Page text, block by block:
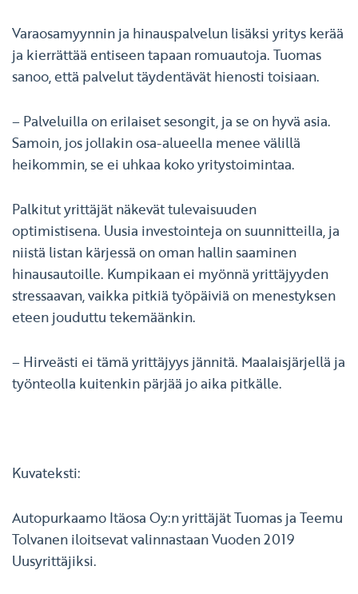
Varaosamyynnin ja hinauspalvelun lisäksi yritys kerää
ja kierrättää entiseen tapaan romuautoja. Tuomas
sanoo, että palvelut täydentävät hienosti toisiaan.
– Palveluilla on erilaiset sesongit, ja se on hyvä asia.
Samoin, jos jollakin osa-alueella menee välillä
heikommin, se ei uhkaa koko yritystoimintaa.
Palkitut yrittäjät näkevät tulevaisuuden
optimistisena. Uusia investointeja on suunnitteilla, ja
niistä listan kärjessä on oman hallin saaminen
hinausautoille. Kumpikaan ei myönnä yrittäjyyden
stressaavan, vaikka pitkiä työpäiviä on menestyksen
eteen jouduttu tekemäänkin.
– Hirveästi ei tämä yrittäjyys jännitä. Maalaisjärjellä ja
työnteolla kuitenkin pärjää jo aika pitkälle.
Kuvateksti:
Autopurkaamo Itäosa Oy:n yrittäjät Tuomas ja Teemu
Tolvanen iloitsevat valinnastaan Vuoden 2019
Uusyrittäjiksi.